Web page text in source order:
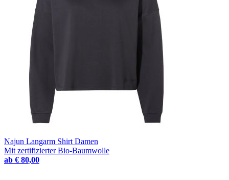
Najun Langarm Shirt Damen
Mit zertifizierter Bio-Baumwolle
ab € 80,00